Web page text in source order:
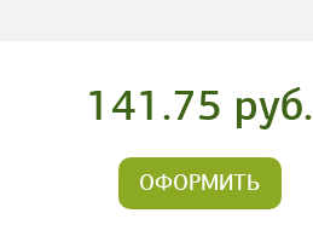
141.75 руб.
ОФОРМИТЬ